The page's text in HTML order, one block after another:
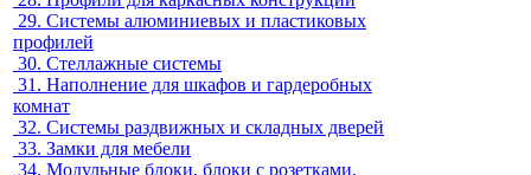
29. Системы алюминиевых и пластиковых
профилей
30. Стеллажные системы
31. Наполнение для шкафов и гардеробных
комнат
32. Системы раздвижных и складных дверей
33. Замки для мебели
34. Модульные блоки, блоки с розетками,